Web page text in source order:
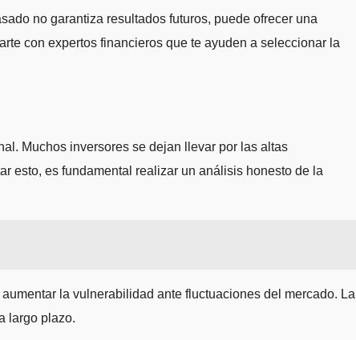
no garantiza resultados futuros, puede ofrecer una
con expertos financieros que te ayuden a seleccionar la
Muchos inversores se dejan llevar por las altas
esto, es fundamental realizar un análisis honesto de la
la vulnerabilidad ante fluctuaciones del mercado. La
largo plazo.